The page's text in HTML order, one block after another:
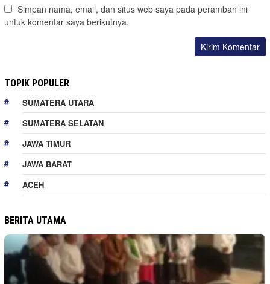
Simpan nama, email, dan situs web saya pada peramban ini
untuk komentar saya berikutnya.
TOPIK POPULER
SUMATERA UTARA
SUMATERA SELATAN
JAWA TIMUR
JAWA BARAT
ACEH
BERITA UTAMA